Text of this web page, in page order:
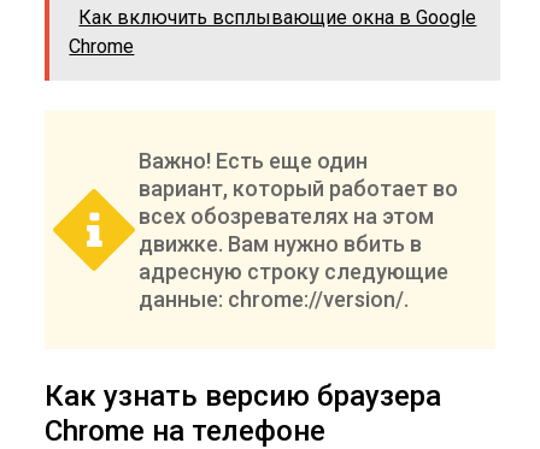
Как включить всплывающие окна в Google
Chrome
Важно! Есть еще один
вариант, который работает во
всех обозревателях на этом
движке. Вам нужно вбить в
адресную строку следующие
данные: chrome://version/.
Как узнать версию браузера
Chrome на телефоне